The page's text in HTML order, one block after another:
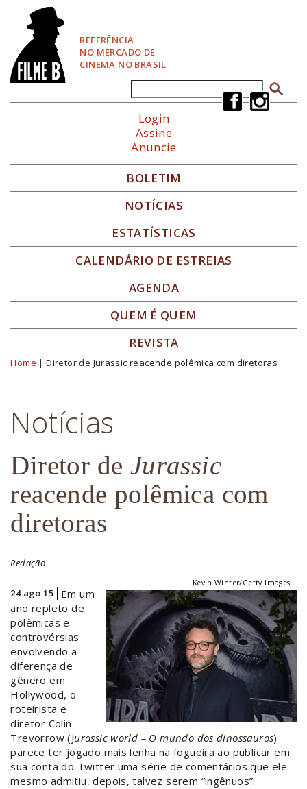
REFERÊNCIA
NO MERCADO DE
CINEMA NO BRASIL
Formulário de busca
Login
Assine
Anuncie
BOLETIM
NOTÍCIAS
ESTATÍSTICAS
CALENDÁRIO DE ESTREIAS
AGENDA
QUEM É QUEM
REVISTA
Você está aqui
Home | Diretor de Jurassic reacende polêmica com diretoras
Notícias
Diretor de Jurassic
reacende polêmica com
diretoras
Redação
24 ago 15
Kevin Winter/Getty Images
Em um
ano repleto de
polêmicas e
controvérsias
envolvendo a
diferença de
gênero em
Hollywood, o
roteirista e
diretor Colin
Trevorrow (Jurassic world – O mundo dos dinossauros)
parece ter jogado mais lenha na fogueira ao publicar em
sua conta do Twitter uma série de comentários que ele
mesmo admitiu, depois, talvez serem “ingênuos”.